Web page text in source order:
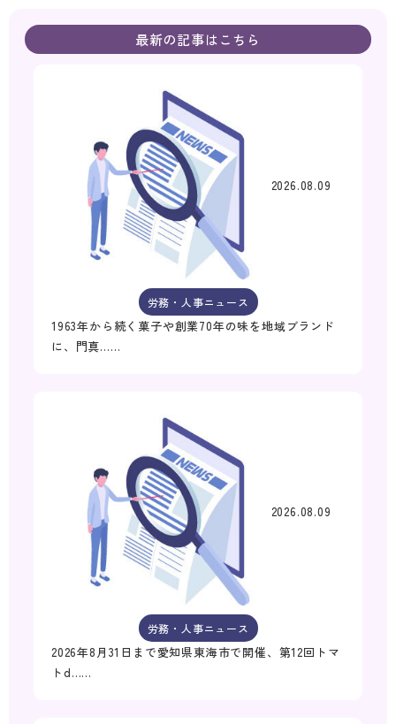
最新の記事はこちら
2026.08.09
労務・人事ニュース
1963年から続く菓子や創業70年の味を地域ブランド
に、門真……
2026.08.09
労務・人事ニュース
2026年8月31日まで愛知県東海市で開催、第12回トマ
トd……